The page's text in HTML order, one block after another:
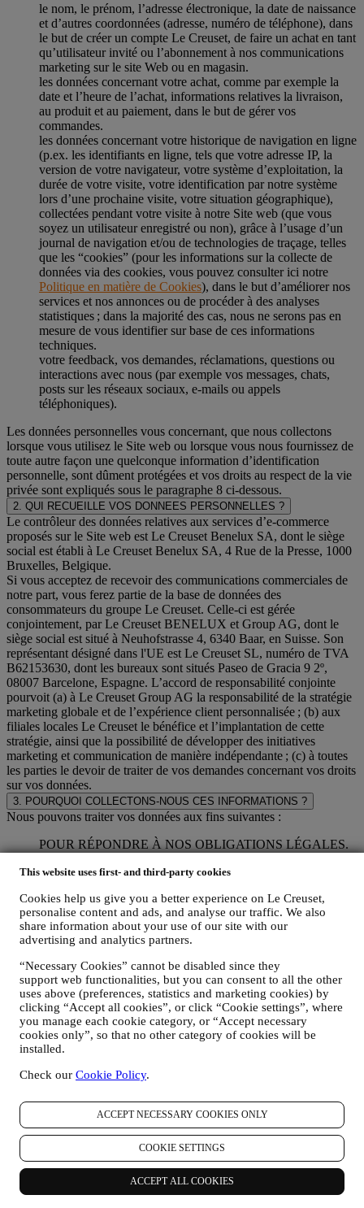
This website uses first- and third-party cookies
Cookies help us give you a better experience on Le Creuset,
personalise content and ads, and analyse our traffic. We also
share information about your use of our site with our
advertising and analytics partners.
“Necessary Cookies” cannot be disabled since they
support web functionalities, but you can consent to all the other
uses above (preferences, statistics and marketing cookies) by
clicking “Accept all cookies”, or click “Cookie settings”, where
you manage each cookie category, or “Accept necessary
cookies only”, so that no other category of cookies will be
installed.
Check our Cookie Policy.
ACCEPT NECESSARY COOKIES ONLY
COOKIE SETTINGS
ACCEPT ALL COOKIES
le nom, le prénom, l’adresse électronique, la date de naissance
et d’autres coordonnées (adresse, numéro de téléphone), dans
le but de créer un compte Le Creuset, de faire un achat en tant
qu’utilisateur invité ou l’abonnement à nos communications
marketing sur le site Web ou en magasin.
les données concernant votre achat, comme par exemple la
date et l’heure de l’achat, informations relatives la livraison,
au produit et au paiement, dans le but de gérer vos
commandes.
les données concernant votre historique de navigation en ligne
(p.ex. les identifiants en ligne, tels que votre adresse IP, la
version de votre navigateur, votre système d’exploitation, la
durée de votre visite, votre identification par notre système
lors d’une prochaine visite, votre situation géographique),
collectées pendant votre visite à notre Site web (que vous
soyez un utilisateur enregistré ou non), grâce à l’usage d’un
journal de navigation et/ou de technologies de traçage, telles
que les “cookies” (pour les informations sur la collecte de
données via des cookies, vous pouvez consulter ici notre
Politique en matière de Cookies), dans le but d’améliorer nos
services et nos annonces ou de procéder à des analyses
statistiques ; dans la majorité des cas, nous ne serons pas en
mesure de vous identifier sur base de ces informations
techniques.
votre feedback, vos demandes, réclamations, questions ou
interactions avec nous (par exemple vos messages, chats,
posts sur les réseaux sociaux, e-mails ou appels
téléphoniques).
Les données personnelles vous concernant, que nous collectons
lorsque vous utilisez le Site web ou lorsque vous nous fournissez de
toute autre façon une quelconque information d’identification
personnelle, sont dûment protégées et vos droits au respect de la vie
privée sont expliqués sous le paragraphe 8 ci-dessous.
2. QUI RECUEILLE VOS DONNEES PERSONNELLES ?
Le contrôleur des données relatives aux services d’e-commerce
proposés sur le Site web est Le Creuset Benelux SA, dont le siège
social est établi à Le Creuset Benelux SA, 4 Rue de la Presse, 1000
Bruxelles, Belgique.
Si vous acceptez de recevoir des communications commerciales de
notre part, vous ferez partie de la base de données des
consommateurs du groupe Le Creuset. Celle-ci est gérée
conjointement, par Le Creuset BENELUX et Group AG, dont le
siège social est situé à Neuhofstrasse 4, 6340 Baar, en Suisse. Son
représentant désigné dans l'UE est Le Creuset SL, numéro de TVA
B62153630, dont les bureaux sont situés Paseo de Gracia 9 2º,
08007 Barcelone, Espagne. L’accord de responsabilité conjointe
pourvoit (a) à Le Creuset Group AG la responsabilité de la stratégie
marketing globale et de l’expérience client personnalisée ; (b) aux
filiales locales Le Creuset le bénéfice et l’implantation de cette
stratégie, ainsi que la possibilité de développer des initiatives
marketing et communication de manière indépendante ; (c) à toutes
les parties le devoir de traiter de vos demandes concernant vos droits
sur vos données.
3. POURQUOI COLLECTONS-NOUS CES INFORMATIONS ?
Nous pouvons traiter vos données aux fins suivantes :
POUR RÉPONDRE À NOS OBLIGATIONS LÉGALES.
concernant afin de répondre à nos obligations légales, ainsi
les pouvoirs publics.
POUR CRÉER UN COMPTE LE CREUSET.
Nous utiliserons vos données pour créer un compte Le
Creuset, qui vous donnera accès à une série d’avantages
réservés aux utilisateurs enregistrés, qui vous permettra de
mieux tirer profit de nos services, comme un passage plus
rapide à la caisse et la sauvegarde de multiples adresses
d’expédition ou de consulter et de tracer les commandes.
Toute activité de traitement est requise pour nous permettre de
vous offrir ces services en tant que détenteur d’un compte Le
Creuset.
FOURNITURE DE NOS PRODUITS OU LA
PROPOSER NOTRE ASSISTANCE.
Nous utiliserons vos données pour gérer notre relation
contractuelle avec vous, vos achats de produits sur le Site web
et en boutique Le Creuset, votre utilisation du Site web, toute
assistance après-vente ultérieure ou votre participation à nos
concours. Nous pourrons avoir à traiter certaines données
vous concernant pour gérer nos obligations administratives